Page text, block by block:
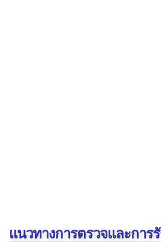
แนวทางการตรวจและการ